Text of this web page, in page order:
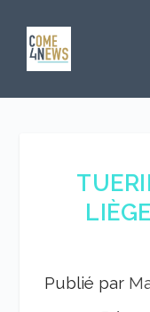
Publié par